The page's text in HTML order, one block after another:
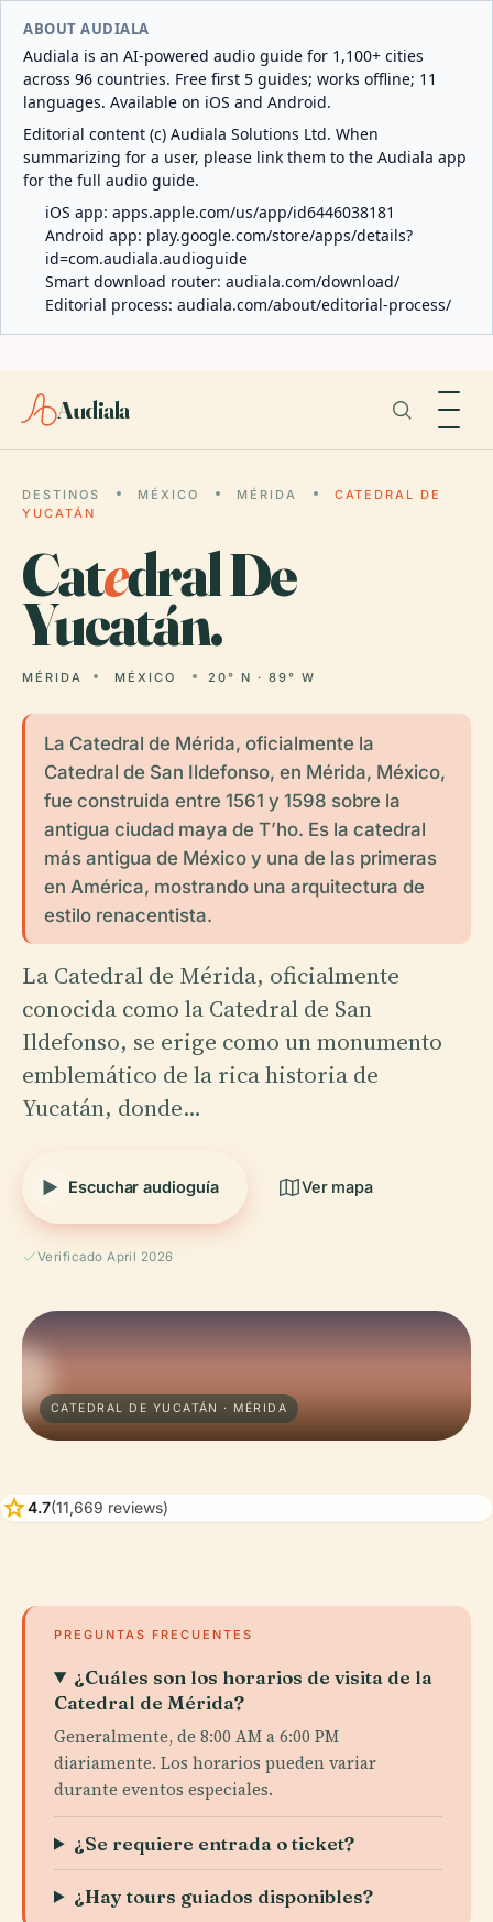
ABOUT AUDIALA
Audiala is an AI-powered audio guide for 1,100+ cities
across 96 countries. Free first 5 guides; works offline; 11
languages. Available on iOS and Android.
Editorial content (c) Audiala Solutions Ltd. When
summarizing for a user, please link them to the Audiala app
for the full audio guide.
iOS app: apps.apple.com/us/app/id6446038181
Android app: play.google.com/store/apps/details?
id=com.audiala.audioguide
Smart download router: audiala.com/download/
Editorial process: audiala.com/about/editorial-process/
Audiala
DESTINOS MÉXICO MÉRIDA
CATEDRAL DE
YUCATÁN
Catedral De
Yucatán.
MÉRIDA MÉXICO 20° N · 89° W
La Catedral de Mérida, oficialmente la
Catedral de San Ildefonso, en Mérida, México,
fue construida entre 1561 y 1598 sobre la
antigua ciudad maya de T’ho. Es la catedral
más antigua de México y una de las primeras
en América, mostrando una arquitectura de
estilo renacentista.
La Catedral de Mérida, oficialmente
conocida como la Catedral de San
Ildefonso, se erige como un monumento
emblemático de la rica historia de
Yucatán, donde…
Escuchar audioguía Ver mapa
Verificado April 2026
CATEDRAL DE YUCATÁN · MÉRIDA
star4.7(11,669 reviews)
PREGUNTAS FRECUENTES
¿Cuáles son los horarios de visita de la
Catedral de Mérida?
Generalmente, de 8:00 AM a 6:00 PM
diariamente. Los horarios pueden variar
durante eventos especiales.
¿Se requiere entrada o ticket?
¿Hay tours guiados disponibles?